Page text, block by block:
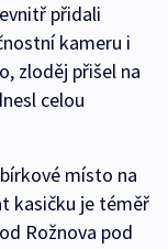
přidali
kameru i
zloděj přišel na
celou
místo na
kasičku je téměř
Rožnova pod